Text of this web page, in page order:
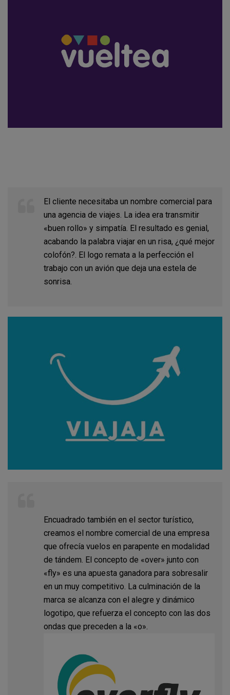
El cliente necesitaba un nombre comercial para
una agencia de viajes. La idea era transmitir
«buen rollo» y simpatía. El resultado es genial,
acabando la palabra viajar en un risa, ¿qué mejor
colofón?. El logo remata a la perfección el
trabajo con un avión que deja una estela de
sonrisa.
Encuadrado también en el sector turístico,
creamos el nombre comercial de una empresa
que ofrecía vuelos en parapente en modalidad
de tándem. El concepto de «over» junto con
«fly» es una apuesta ganadora para sobresalir
en un muy competitivo. La culminación de la
marca se alcanza con el alegre y dinámico
logotipo, que refuerza el concepto con las dos
ondas que preceden a la «o».